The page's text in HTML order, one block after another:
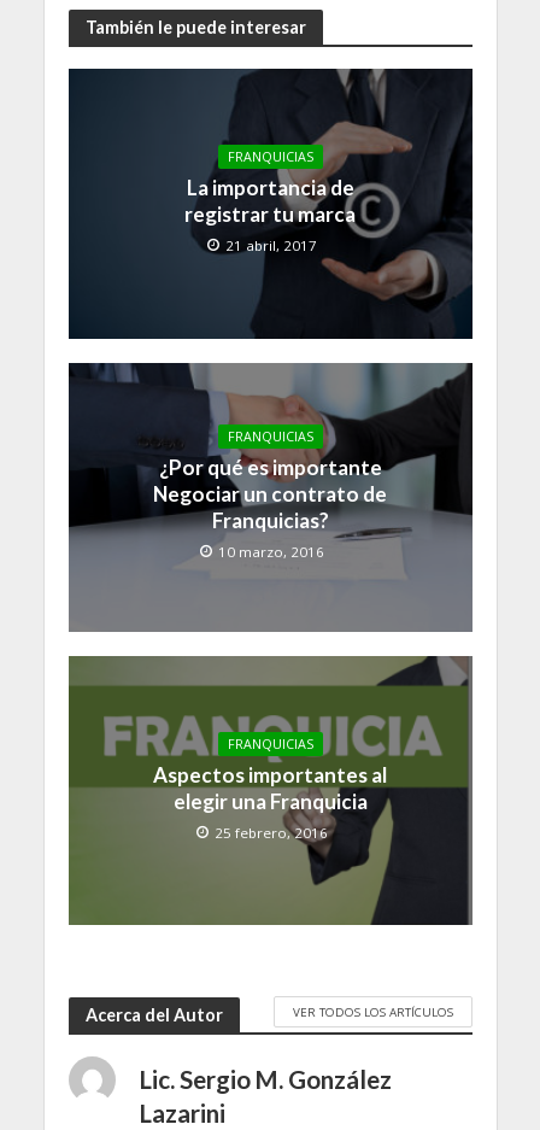
También le puede interesar
FRANQUICIAS
La importancia de
registrar tu marca
21 abril, 2017
FRANQUICIAS
¿Por qué es importante
Negociar un contrato de
Franquicias?
10 marzo, 2016
FRANQUICIAS
Aspectos importantes al
elegir una Franquicia
25 febrero, 2016
Acerca del Autor VER TODOS LOS ARTÍCULOS
Lic. Sergio M. González
Lazarini